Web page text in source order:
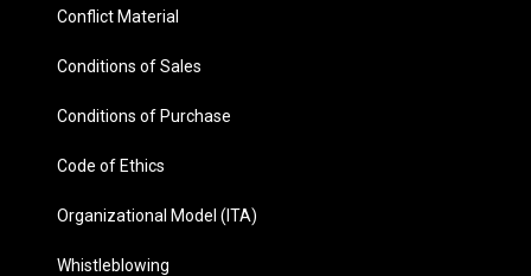
Conflict Material
Conditions of Sales
Conditions of Purchase
Code of Ethics
Organizational Model (ITA)
Whistleblowing